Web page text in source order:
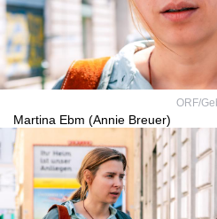
ORF/
Martina Ebm (Annie Breuer)